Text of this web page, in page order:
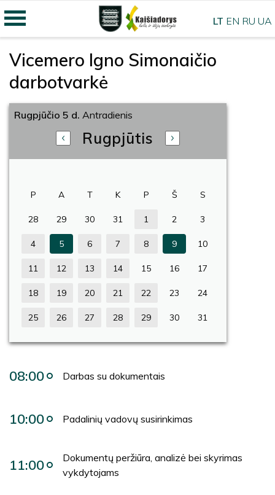
Vicemero Igno Simonaičio
darbotvarkė
Rugpjūčio 5 d. Antradienis
Rugpjūtis
P A T K P Š S
28 29 30 31 1 2 3
4 5 6 7 8 9 10
11 12 13 14 15 16 17
18 19 20 21 22 23 24
25 26 27 28 29 30 31
08:00 Darbas su dokumentais
10:00 Padalinių vadovų susirinkimas
11:00
Dokumentų peržiūra, analizė bei skyrimas
vykdytojams
LT EN RU UA